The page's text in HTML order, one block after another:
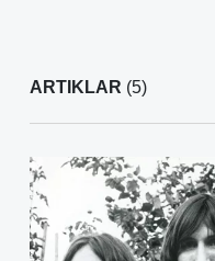
ARTIKLAR (5)